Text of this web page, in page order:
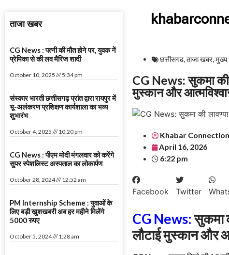
ताजा खबर
CG News : पत्नी की मौत होने पर, युवक नें
प्रेमिका से की लव मैरिज शादी
October 10, 2025 5:34 pm
संस्कार भारती छत्तीसगढ़ प्रांत द्वारा रायपुर में
भू-अलंकरण प्रशिक्षण कार्यशाला का भव्य
शुभारंभ
October 4, 2025 10:20 pm
CG News : पीएम मोदी मंगलवार को करेंगे
सुपर स्पेशलिस्ट अस्पताल का लोकार्पण
October 28, 2024 12:52 am
PM Internship Scheme : युवाओं के
लिए बड़ी खुशखबरी अब हर महीने मिलेंगे
5000 रुपए
October 5, 2024 1:28 am
छत्तीसगढ,ताजा खबर,मुख्य
CG News: सुकमा की
मुस्कान और
Khabar Connection
April 16, 2026
6:22 pm
Facebook Twitter
CG News:सुकमा
लौटाई मुस्कान और